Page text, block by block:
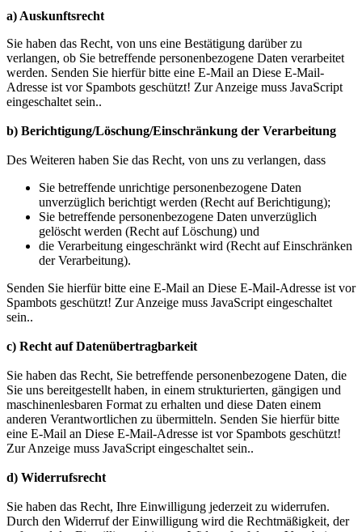
a) Auskunftsrecht
Sie haben das Recht, von uns eine Bestätigung darüber zu
verlangen, ob Sie betreffende personenbezogene Daten verarbeitet
werden. Senden Sie hierfür bitte eine E-Mail an Diese E-Mail-
Adresse ist vor Spambots geschützt! Zur Anzeige muss JavaScript
eingeschaltet sein..
b) Berichtigung/Löschung/Einschränkung der Verarbeitung
Des Weiteren haben Sie das Recht, von uns zu verlangen, dass
Sie betreffende unrichtige personenbezogene Daten
unverzüglich berichtigt werden (Recht auf Berichtigung);
Sie betreffende personenbezogene Daten unverzüglich
gelöscht werden (Recht auf Löschung) und
die Verarbeitung eingeschränkt wird (Recht auf Einschränken
der Verarbeitung).
Senden Sie hierfür bitte eine E-Mail an Diese E-Mail-Adresse ist vor
Spambots geschützt! Zur Anzeige muss JavaScript eingeschaltet
sein..
c) Recht auf Datenübertragbarkeit
Sie haben das Recht, Sie betreffende personenbezogene Daten, die
Sie uns bereitgestellt haben, in einem strukturierten, gängigen und
maschinenlesbaren Format zu erhalten und diese Daten einem
anderen Verantwortlichen zu übermitteln. Senden Sie hierfür bitte
eine E-Mail an Diese E-Mail-Adresse ist vor Spambots geschützt!
Zur Anzeige muss JavaScript eingeschaltet sein..
d) Widerrufsrecht
Sie haben das Recht, Ihre Einwilligung jederzeit zu widerrufen.
Durch den Widerruf der Einwilligung wird die Rechtmäßigkeit, der